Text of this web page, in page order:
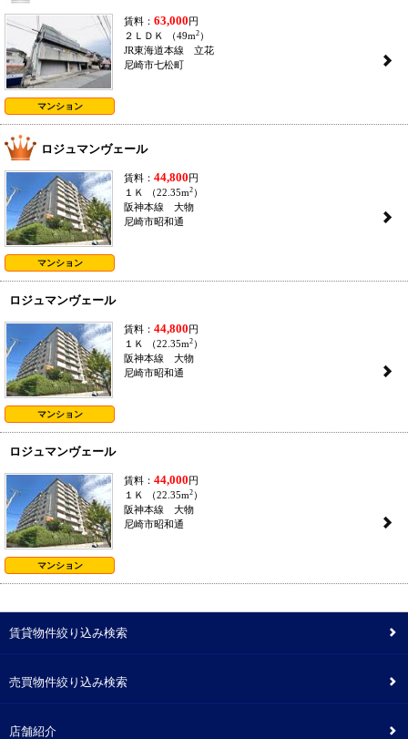
マンション
賃料： 63,000円
２ＬＤＫ （49m2）
JR東海道本線 立花
尼崎市七松町
2
ロジュマンヴェール
マンション
賃料： 44,800円
１Ｋ （22.35m2）
阪神本線 大物
尼崎市昭和通
2
ロジュマンヴェール
マンション
賃料： 44,800円
１Ｋ （22.35m2）
阪神本線 大物
尼崎市昭和通
2
ロジュマンヴェール
マンション
賃料： 44,000円
１Ｋ （22.35m2）
阪神本線 大物
尼崎市昭和通
2
賃貸物件絞り込み検索 2
売買物件絞り込み検索 2
店舗紹介 2